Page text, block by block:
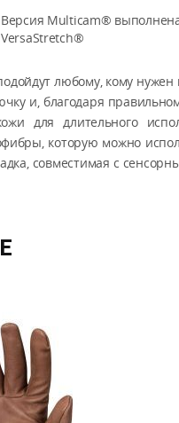
Версия Multicam®
VersaStretch®
любому, кому
и, благодаря
для длительного
которую можно
совместимая с